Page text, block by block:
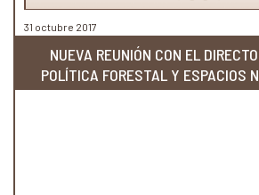
31 octubre 2017
NUEVA REUNIÓN CON EL
POLÍTICA FORESTAL Y ESPACIOS